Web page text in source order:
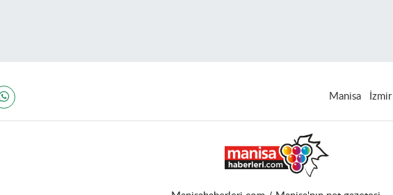
Manisa İzmir